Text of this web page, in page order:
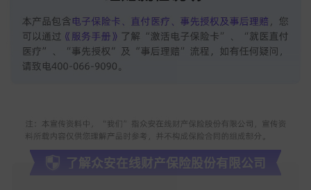
了解众安在线财产保险股份有限公司